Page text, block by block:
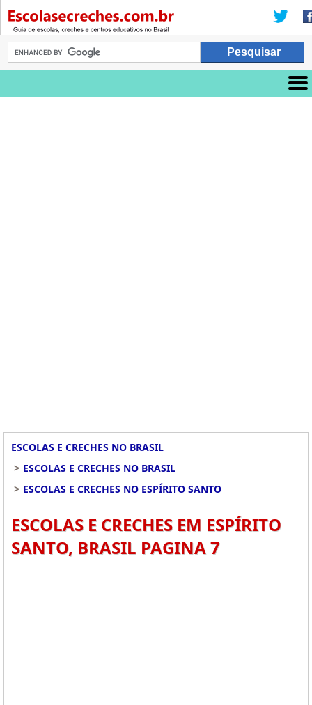
ESCOLAS E CRECHES NO BRASIL
> ESCOLAS E CRECHES NO BRASIL
> ESCOLAS E CRECHES NO ESPÍRITO SANTO
ESCOLAS E CRECHES EM ESPÍRITO
SANTO, BRASIL PAGINA 7